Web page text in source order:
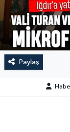
Paylaş